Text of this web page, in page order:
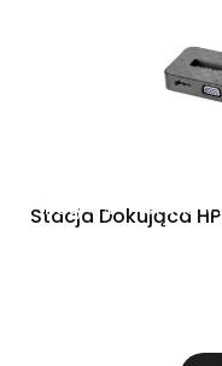
Raty 0% Gratis w
Stacja Dokująca HP